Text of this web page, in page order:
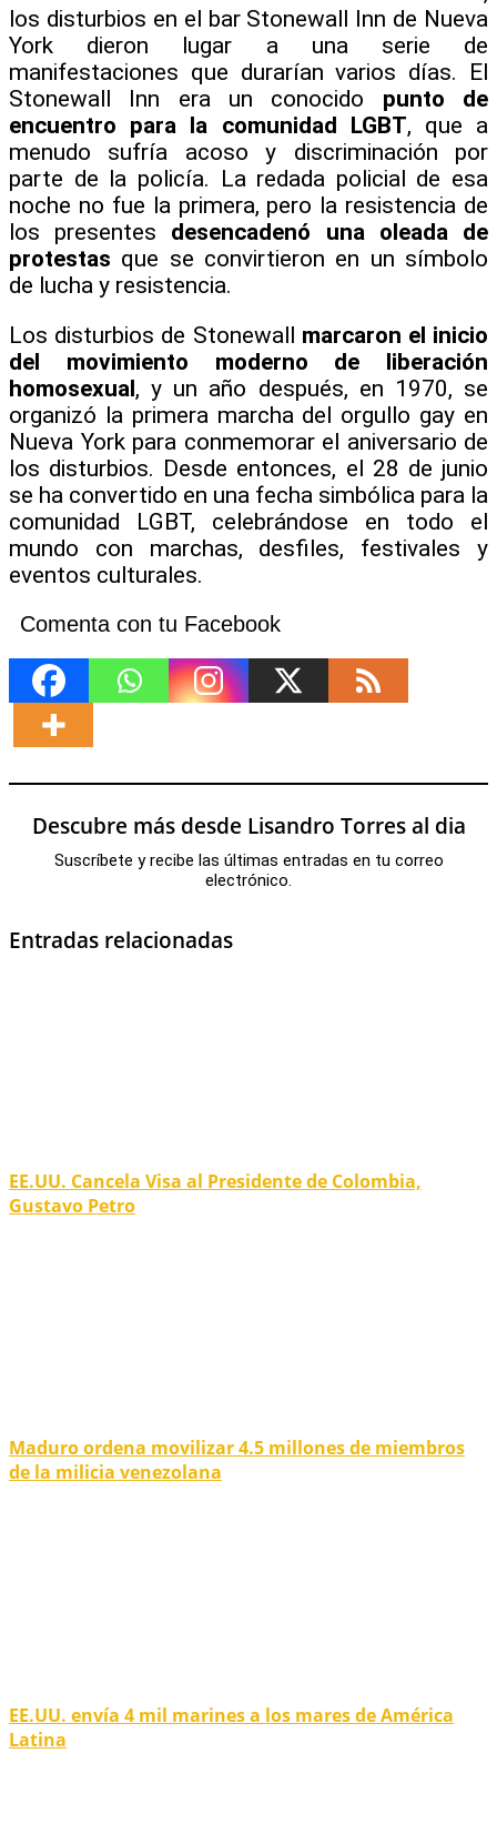
los disturbios en el bar Stonewall Inn de Nueva
York dieron lugar a una serie de
manifestaciones que durarían varios días. El
Stonewall Inn era un conocido punto de
encuentro para la comunidad LGBT, que a
menudo sufría acoso y discriminación por
parte de la policía. La redada policial de esa
noche no fue la primera, pero la resistencia de
los presentes desencadenó una oleada de
protestas que se convirtieron en un símbolo
de lucha y resistencia.
Los disturbios de Stonewall marcaron el inicio
del movimiento moderno de liberación
homosexual, y un año después, en 1970, se
organizó la primera marcha del orgullo gay en
Nueva York para conmemorar el aniversario de
los disturbios. Desde entonces, el 28 de junio
se ha convertido en una fecha simbólica para la
comunidad LGBT, celebrándose en todo el
mundo con marchas, desfiles, festivales y
eventos culturales.
Comenta con tu Facebook
Descubre más desde Lisandro Torres al dia
Suscríbete y recibe las últimas entradas en tu correo
electrónico.
Entradas relacionadas
EE.UU. Cancela Visa al Presidente de Colombia,
Gustavo Petro
Maduro ordena movilizar 4.5 millones de miembros
de la milicia venezolana
EE.UU. envía 4 mil marines a los mares de América
Latina